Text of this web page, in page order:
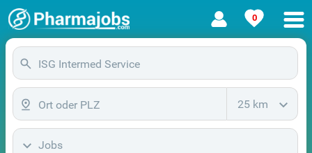
0
25 km
Jobs